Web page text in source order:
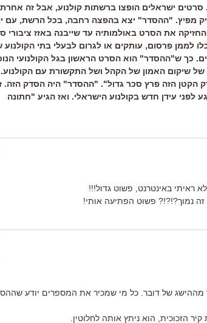
סרטים ישראלים הופצו ברשתות קולנוע, אבל זה אחרת
מפיץ. "ההסדר" יצא בהפצה רחבה, בכל הרשת, עם
את הסרט באולמותיה עד שייבנה באזז ציבורי
לממן פרסום, עותקים או לגרום לבעלי בתי
כך ש"ההסדר" הוא הסרט הראשון בגל הקולנועי
של שיקום האמון של הקהל ושל התקשורת עם
הקטן הזה פרץ סכר גדול". "ההסדר" היה הסדק הזה.
לפני עידן חדש בקולנוע הישראלי. ואז הגיע "חתונה
נמוך?!?!? פשוט הפתיעה אותי!
מההישג של דובר. כל מי שמכיר את המספרים יודע
הזכוכית, הוא ניתץ אותה לחלוטין.